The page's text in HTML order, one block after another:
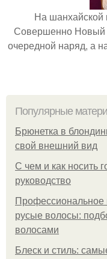
На шанхайской
Совершенно Новый
очередной наряд, а
Популярные
Брюнетка в
свой внешний вид
С чем и как носить
руководство
Профессиональное
русые волосы:
волосами
Блеск и стиль: